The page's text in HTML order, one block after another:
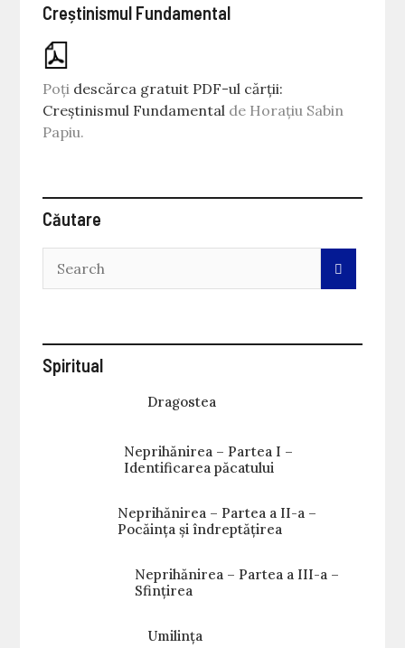
Creștinismul Fundamental
Poți descărca gratuit PDF-ul cărții:
Creștinismul Fundamental de Horațiu Sabin
Papiu.
Căutare
Spiritual
Dragostea
Neprihănirea – Partea I –
Identificarea păcatului
Neprihănirea – Partea a II-a –
Pocăința și îndreptățirea
Neprihănirea – Partea a III-a –
Sfințirea
Umilința